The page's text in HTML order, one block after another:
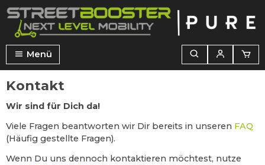
springen
Menü
Kontakt
Wir sind für Dich da!
Viele Fragen beantworten wir Dir bereits in unseren FAQ
(Häufig gestellte Fragen).
Wenn Du uns dennoch kontaktieren möchtest, nutze